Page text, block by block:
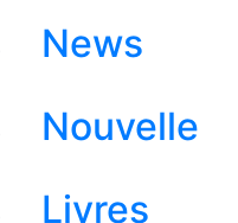
News
Nouvelle
Livres